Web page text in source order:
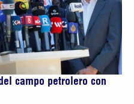
campo petrolero con